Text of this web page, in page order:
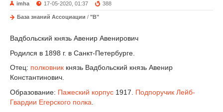
imha 17-05-2020, 01:37 388
База знаний Ассоциации / "В"
Вадбольский князь Авенир Авенирович
Родился в 1898 г. в Санкт-Петербурге.
Отец: полковник князь Вадбольский князь Авенир
Константинович.
Образование: Пажеский корпус 1917. Подпоручик Лейб-
Гвардии Егерского полка